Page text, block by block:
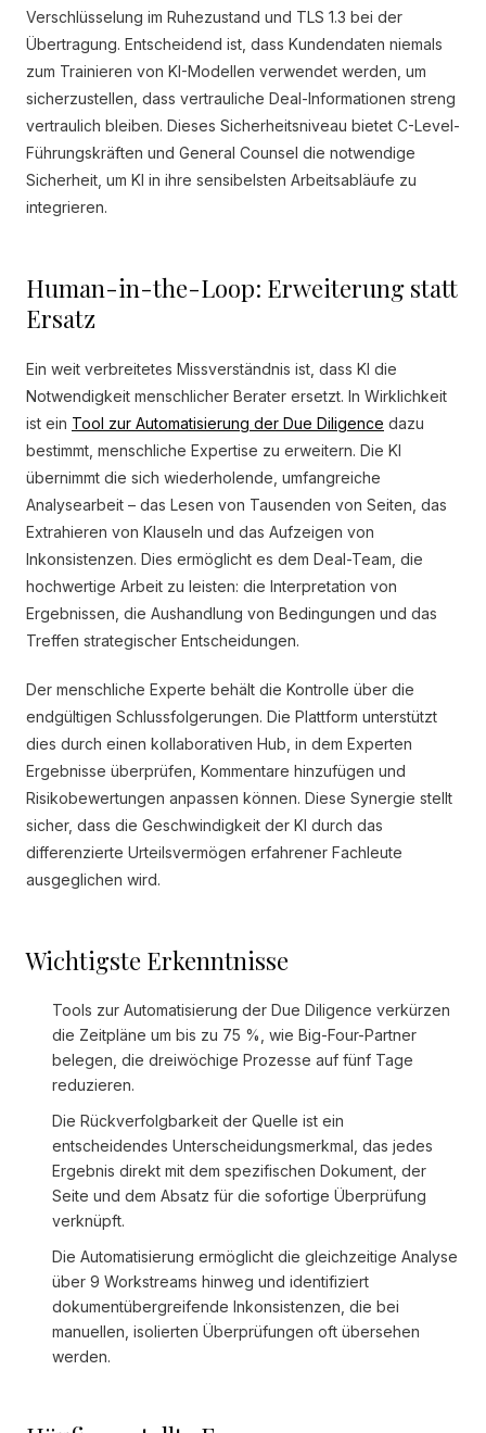
Verschlüsselung im Ruhezustand und TLS 1.3 bei der
Übertragung. Entscheidend ist, dass Kundendaten niemals
zum Trainieren von KI-Modellen verwendet werden, um
sicherzustellen, dass vertrauliche Deal-Informationen streng
vertraulich bleiben. Dieses Sicherheitsniveau bietet C-Level-
Führungskräften und General Counsel die notwendige
Sicherheit, um KI in ihre sensibelsten Arbeitsabläufe zu
integrieren.
Human-in-the-Loop: Erweiterung statt
Ersatz
Ein weit verbreitetes Missverständnis ist, dass KI die
Notwendigkeit menschlicher Berater ersetzt. In Wirklichkeit
ist ein Tool zur Automatisierung der Due Diligence dazu
bestimmt, menschliche Expertise zu erweitern. Die KI
übernimmt die sich wiederholende, umfangreiche
Analysearbeit – das Lesen von Tausenden von Seiten, das
Extrahieren von Klauseln und das Aufzeigen von
Inkonsistenzen. Dies ermöglicht es dem Deal-Team, die
hochwertige Arbeit zu leisten: die Interpretation von
Ergebnissen, die Aushandlung von Bedingungen und das
Treffen strategischer Entscheidungen.
Der menschliche Experte behält die Kontrolle über die
endgültigen Schlussfolgerungen. Die Plattform unterstützt
dies durch einen kollaborativen Hub, in dem Experten
Ergebnisse überprüfen, Kommentare hinzufügen und
Risikobewertungen anpassen können. Diese Synergie stellt
sicher, dass die Geschwindigkeit der KI durch das
differenzierte Urteilsvermögen erfahrener Fachleute
ausgeglichen wird.
Wichtigste Erkenntnisse
Tools zur Automatisierung der Due Diligence verkürzen
die Zeitpläne um bis zu 75 %, wie Big-Four-Partner
belegen, die dreiwöchige Prozesse auf fünf Tage
reduzieren.
Die Rückverfolgbarkeit der Quelle ist ein
entscheidendes Unterscheidungsmerkmal, das jedes
Ergebnis direkt mit dem spezifischen Dokument, der
Seite und dem Absatz für die sofortige Überprüfung
verknüpft.
Die Automatisierung ermöglicht die gleichzeitige Analyse
über 9 Workstreams hinweg und identifiziert
dokumentübergreifende Inkonsistenzen, die bei
manuellen, isolierten Überprüfungen oft übersehen
werden.